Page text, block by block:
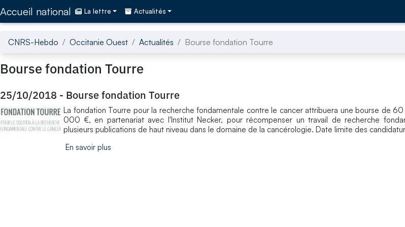
Accueil national La lettre Actualités
CNRS-Hebdo Occitanie Ouest Actualités Bourse fondation Tourre
Bourse fondation Tourre
25/10/2018 - Bourse fondation Tourre
La fondation Tourre pour la recherche fondamentale contre le cancer attribuera une bourse de
000 €, en partenariat avec l'Institut Necker, pour récompenser un travail de recherche
plusieurs publications de haut niveau dans le domaine de la cancérologie. Date limite des
En savoir plus